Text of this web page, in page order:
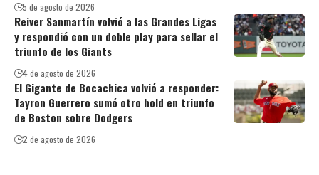
5 de agosto de 2026
Reiver Sanmartín volvió a las Grandes Ligas
y respondió con un doble play para sellar el
triunfo de los Giants
4 de agosto de 2026
El Gigante de Bocachica volvió a responder:
Tayron Guerrero sumó otro hold en triunfo
de Boston sobre Dodgers
2 de agosto de 2026